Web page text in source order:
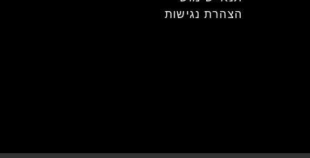
הצהרת נגישות